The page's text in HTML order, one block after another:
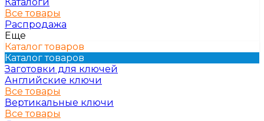
Все товары
Распродажа
Еще
Каталог товаров
Каталог товаров
Заготовки для ключей
Английские ключи
Все товары
Вертикальные ключи
Все товары